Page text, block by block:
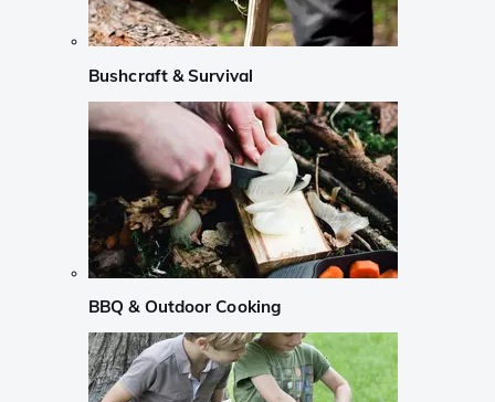
Bushcraft & Survival
BBQ & Outdoor Cooking